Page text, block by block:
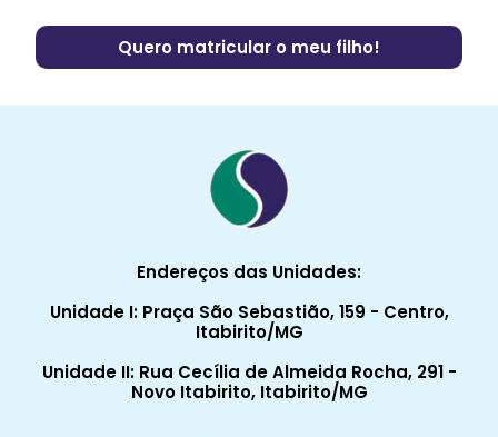
Quero matricular o meu filho!
Endereços das Unidades:
Unidade I: Praça São Sebastião, 159 - Centro,
Itabirito/MG
Unidade II: Rua Cecília de Almeida Rocha, 291 -
Novo Itabirito, Itabirito/MG